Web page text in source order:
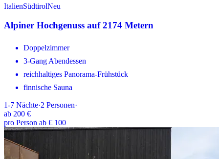
ItalienSüdtirolNeu
Alpiner Hochgenuss auf 2174 Metern
Doppelzimmer
3-Gang Abendessen
reichhaltiges Panorama-Frühstück
finnische Sauna
1-7 Nächte·2 Personen·
ab 200 €
pro Person ab € 100